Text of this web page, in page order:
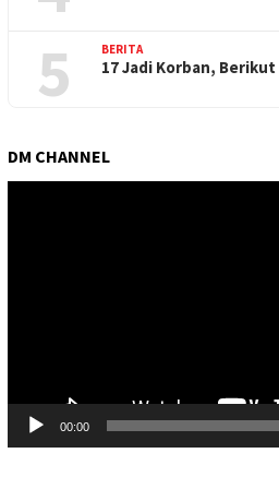
5
BERITA
17 Jadi Korban,
DM CHANNEL
00:00